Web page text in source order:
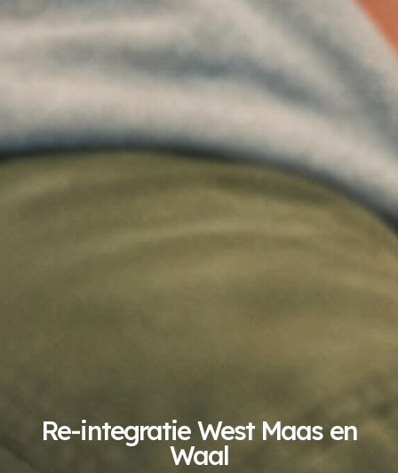
Re-integratie West Maas en
Waal